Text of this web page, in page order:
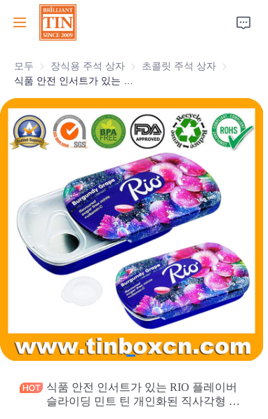
모두 장식용 주석 상자 장식용 주석 상자
초콜릿 주석 상자 초콜릿 주석
식품 안전 인서트가 있는 RIO 플레이버
슬라이딩 민트 틴 개인화된 직사각형 틴
집
회사
제품
고객 서비스
박람회 2026
인증서
지속 가능성
소식